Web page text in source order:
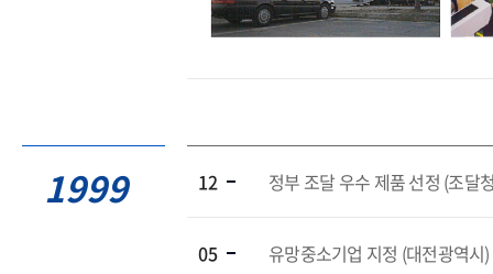
1999 12 정부 조달 우수 제품 선정 (조달
05 유망중소기업 지정 (대전광역시)